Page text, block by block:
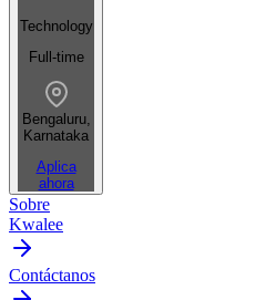
Technology
Full-time
Bengaluru,
Karnataka
Aplica
ahora
Sobre
Kwalee
Contáctanos